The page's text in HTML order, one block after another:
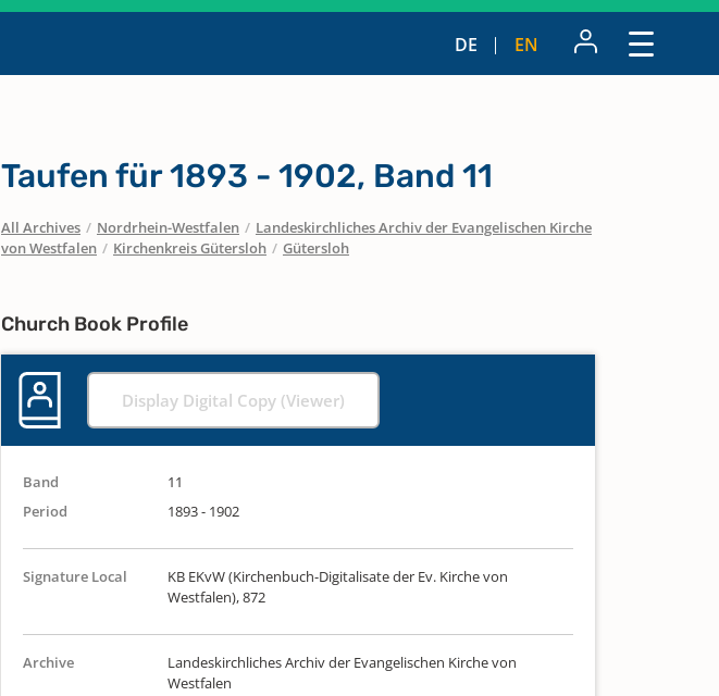
DE EN
Taufen für 1893 - 1902, Band 11
All Archives / Nordrhein-Westfalen / Landeskirchliches Archiv der Evangelischen Kirche
von Westfalen / Kirchenkreis Gütersloh / Gütersloh
Church Book Profile
Display Digital Copy (Viewer)
Band
11
Period
1893 - 1902
Signature Local
KB EKvW (Kirchenbuch-Digitalisate der Ev. Kirche von
Westfalen), 872
Archive
Landeskirchliches Archiv der Evangelischen Kirche von
Westfalen